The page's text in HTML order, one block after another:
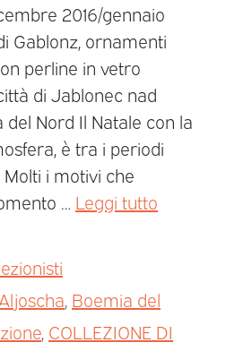
2016/gennaio
Gablonz, ornamenti
perline in vetro
di Jablonec nad
del Nord Il Natale con la
è tra i periodi
Molti i motivi che
… Leggi tutto
Aljoscha Boemia del
COLLEZIONE DI